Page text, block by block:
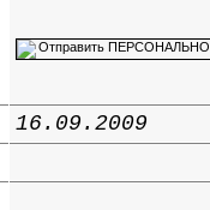
16.09.2009